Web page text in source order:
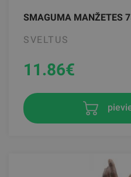
SMAGUMA MANŽETES
SVELTUS
11.86€